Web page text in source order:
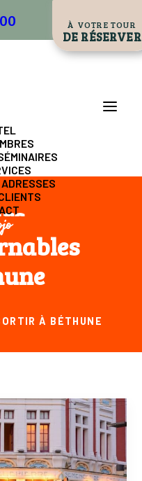
À VOTRE TOUR
DE RÉSERVER
À BÉTHUNE